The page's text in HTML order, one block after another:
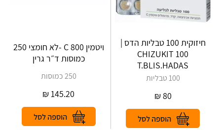
חיזוקית 100 טבליות הדס |
‎CHIZUKIT‎ ‎100‎
‎T‎.‎BLIS‎.‎HADAS
100 טבליות
80
₪
ויטמין C 800 -לא חומצי 250
כמוסות ד״ר גרין
250 כמוסות
145.20
₪